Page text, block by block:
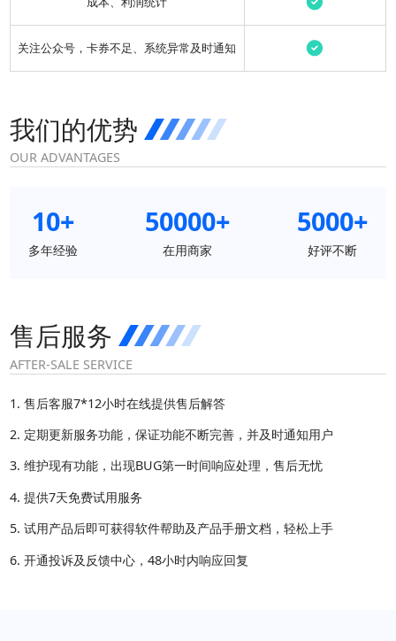
关注公众号，卡券不足、系统异常及时通知
我们的优势
OUR ADVANTAGES
10+
多年经验
50000+
在用商家
5000+
好评不断
售后服务
AFTER-SALE SERVICE
售后客服7*12小时在线提供售后解答
定期更新服务功能，保证功能不断完善，并及时通知用户
维护现有功能，出现BUG第一时间响应处理，售后无忧
提供7天免费试用服务
试用产品后即可获得软件帮助及产品手册文档，轻松上手
开通投诉及反馈中心，48小时内响应回复